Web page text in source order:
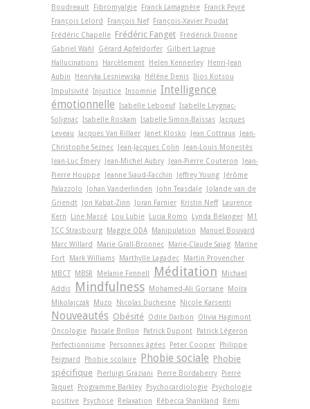
Boudreault Fibromyalgie Franck Lamagnère Franck Peyré
François Lelord
François Nef François-Xavier Poudat
Frédéric Chapelle Frédéric Fanget Frédérick Dionne
Gabriel Wahl
Gérard Apfeldorfer Gilbert Lagrue
Hallucinations Harcèlement Helen Kennerley Henri-Jean
Aubin
Henryka Lesniewska Hélène Denis Ilios Kotsou
Impulsivité Injustice Insomnie Intelligence
émotionnelle Isabelle Leboeuf Isabelle Leygnac-
Solignac Isabelle Roskam Isabelle Simon-Baïssas Jacques
Leveau
Jacques Van Rillaer Janet Klosko Jean Cottraux Jean-
Christophe Seznec Jean-Jacques Colin
Jean-Louis Monestès
Jean-Luc Émery Jean-Michel Aubry Jean-Pierre Couteron
Jean-
Pierre Houppe Jeanne Siaud-Facchin Jeffrey Young Jérôme
Palazzolo
Johan Vanderlinden John Teasdale Jolande van de
Griendt Jon Kabat-Zinn Joran Farnier Kristin Neff Laurence
Kern
Line Massé Lou Lubie Lucia Romo Lynda Bélanger M1
TCC Strasbourg Maggie ODA Manipulation
Manuel Bouvard
Marc Willard
Marie Grall-Bronnec Marie-Claude Saiag Marine
Fort Mark Williams Marthylle Lagadec Martin Provencher
MBCT MBSR Melanie Fennell Méditation
Michael
Addis
Mindfulness Mohamed-Ali Gorsane Moïra
Mikolajczak Muzo Nicolas Duchesne Nicole Karsenti
Nouveautés Obésité Odile Darbon
Olivia Hagimont
Oncologie Pascale Brillon Patrick Dupont Patrick Légeron
Perfectionnisme Personnes âgées Peter Cooper Philippe
Peignard
Phobie scolaire Phobie sociale Phobie
spécifique Pierluigi Graziani Pierre Bordaberry Pierre
Taquet Programme Barkley Psychocardiologie Psychologie
positive Psychose Relaxation Rébecca Shankland
Rémi